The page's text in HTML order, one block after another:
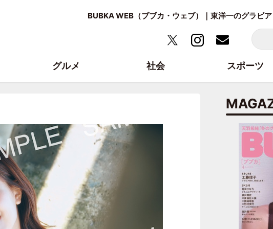
BUBKA WEB（ブブカ・ウェブ）｜東洋一のグラビ
グルメ 社会 スポーツ